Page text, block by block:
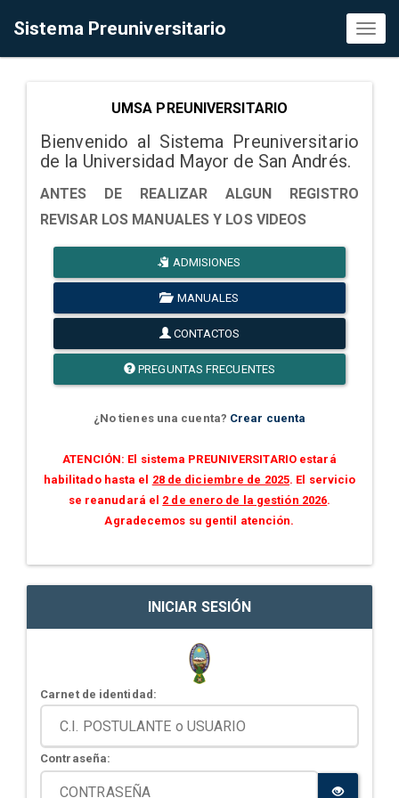
Sistema Preuniversitario
UMSA PREUNIVERSITARIO
Bienvenido al Sistema Preuniversitario
de la Universidad Mayor de San Andrés.
ANTES DE REALIZAR ALGUN REGISTRO
REVISAR LOS MANUALES Y LOS VIDEOS
ADMISIONES
MANUALES
CONTACTOS
PREGUNTAS FRECUENTES
¿No tienes una cuenta? Crear cuenta
ATENCIÓN: El sistema PREUNIVERSITARIO estará
habilitado hasta el 28 de diciembre de 2025. El servicio
se reanudará el 2 de enero de la gestión 2026.
Agradecemos su gentil atención.
INICIAR SESIÓN
Carnet de identidad:
Contraseña: